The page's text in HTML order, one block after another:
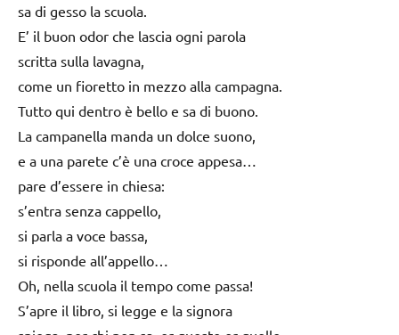
sa di gesso la scuola.
E’ il buon odor che lascia ogni parola
scritta sulla lavagna,
come un fioretto in mezzo alla campagna.
Tutto qui dentro è bello e sa di buono.
La campanella manda un dolce suono,
e a una parete c’è una croce appesa…
pare d’essere in chiesa:
s’entra senza cappello,
si parla a voce bassa,
si risponde all’appello…
Oh, nella scuola il tempo come passa!
S’apre il libro, si legge e la signora